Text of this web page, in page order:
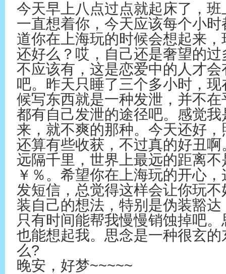
今天早上八点过点就起床了，
一直想着你，今天应该每个小
道你在上海玩的时候会想起来
还好么？哎，自己还是奢望的
不应该有，这是恋爱中的人才
吧。昨天只睡了三个多小时，
候写东西就是一种发泄，并不
都有自己发泄的途径吧。感觉
来，就不爽的那种。今天还好
还算有些收获，不过真的好丑
远隔千里，世界上最远的距
￥％。希望你在上海玩的开心
发短信，总觉得这样会让你玩
装自己的想法，特别是伪装豁
只有时间能帮我慢慢销蚀掉吧
也能想起我。思念是一种很玄
么?
晚安，好梦~~~~~